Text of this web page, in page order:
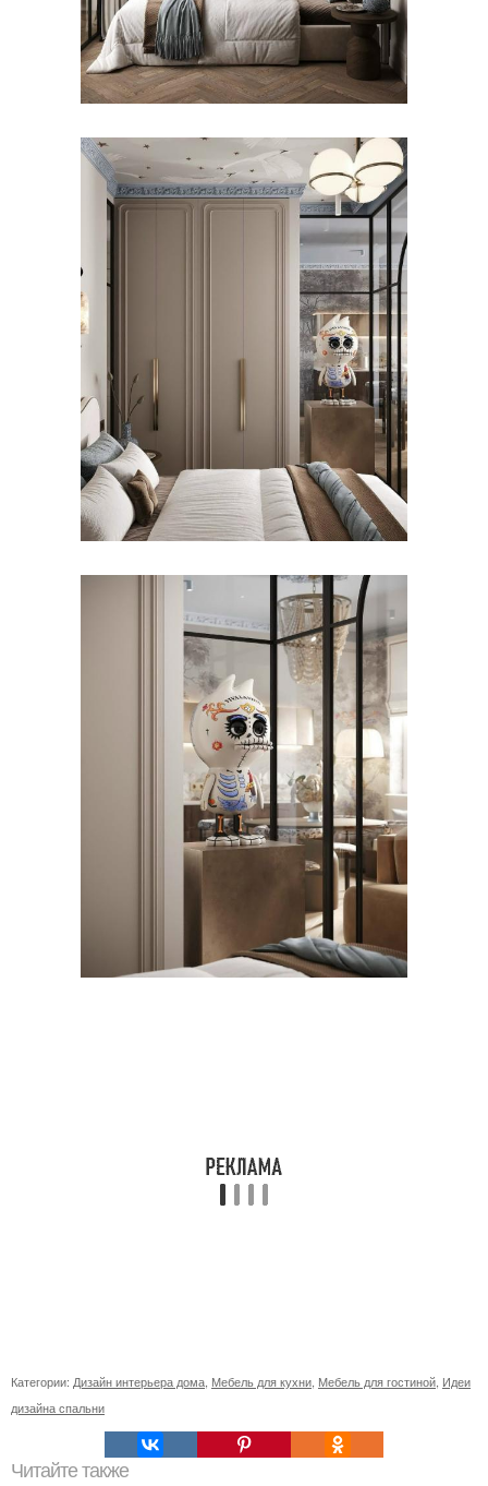
Категории: Дизайн интерьера дома, Мебель для кухни, Мебель для гостиной, Идеи
дизайна спальни
Читайте также